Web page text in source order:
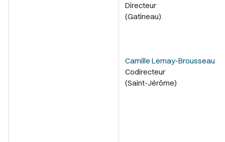
Directeur
(Gatineau)
Camille Lemay-Brousseau
Codirecteur
(Saint-Jérôme)